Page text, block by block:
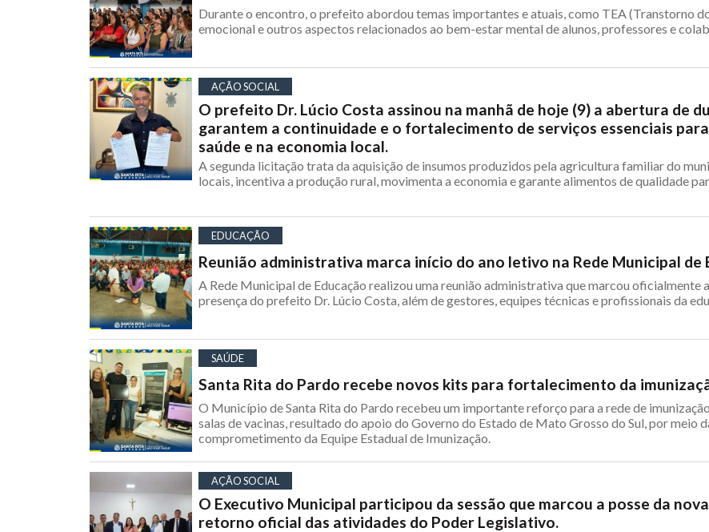
Durante o encontro, o prefeito abordou temas importantes e atuais, como TEA (Transtorno
emocional e outros aspectos relacionados ao bem-estar mental de alunos, professores e
AÇÃO SOCIAL
O prefeito Dr. Lúcio Costa assinou na manhã de hoje (9) a abertura de
garantem a continuidade e o fortalecimento de serviços essenciais
saúde e na economia local.
A segunda licitação trata da aquisição de insumos produzidos pela agricultura familiar do
locais, incentiva a produção rural, movimenta a economia e garante alimentos de qualidade
EDUCAÇÃO
Reunião administrativa marca início do ano letivo na Rede Municipal de
A Rede Municipal de Educação realizou uma reunião administrativa que marcou
presença do prefeito Dr. Lúcio Costa, além de gestores, equipes técnicas e profissionais da
SAÚDE
Santa Rita do Pardo recebe novos kits para fortalecimento da
O Município de Santa Rita do Pardo recebeu um importante reforço para a rede de
salas de vacinas, resultado do apoio do Governo do Estado de Mato Grosso do Sul, por meio
comprometimento da Equipe Estadual de Imunização.
AÇÃO SOCIAL
O Executivo Municipal participou da sessão que marcou a posse da
retorno oficial das atividades do Poder Legislativo.